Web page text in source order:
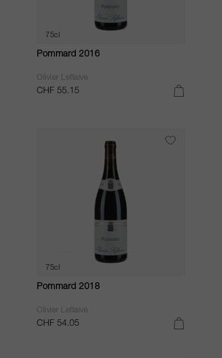
75cl
Pommard 2016
Olivier Leflaive
CHF 55.15
75cl
Pommard 2018
Olivier Leflaive
CHF 54.05